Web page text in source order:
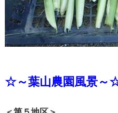
☆～葉山農園風景～